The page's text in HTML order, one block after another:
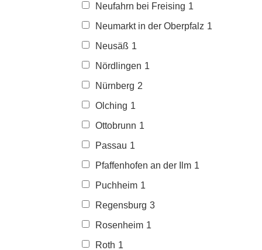
Neufahrn bei Freising 1
Neumarkt in der Oberpfalz 1
Neusäß 1
Nördlingen 1
Nürnberg 2
Olching 1
Ottobrunn 1
Passau 1
Pfaffenhofen an der Ilm 1
Puchheim 1
Regensburg 3
Rosenheim 1
Roth 1